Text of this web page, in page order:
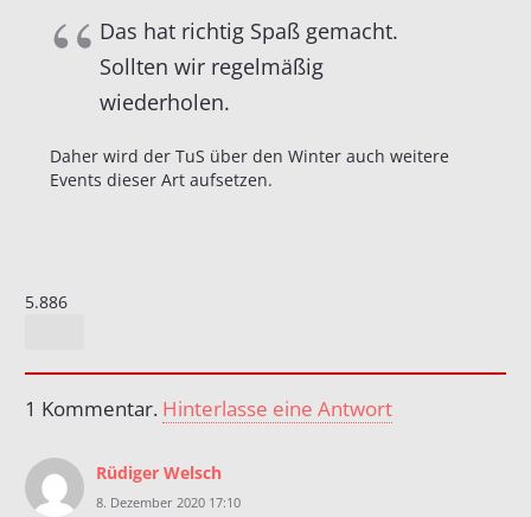
Das hat richtig Spaß gemacht.
Sollten wir regelmäßig
wiederholen.
Daher wird der TuS über den Winter auch weitere
Events dieser Art aufsetzen.
5.886
1 Kommentar. Hinterlasse eine Antwort
Rüdiger Welsch
8. Dezember 2020 17:10